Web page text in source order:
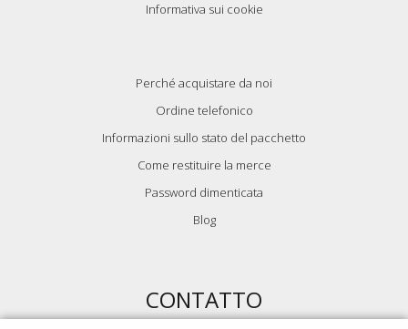
Informativa sui cookie
Perché acquistare da noi
Ordine telefonico
Informazioni sullo stato del pacchetto
Come restituire la merce
Password dimenticata
Blog
CONTATTO